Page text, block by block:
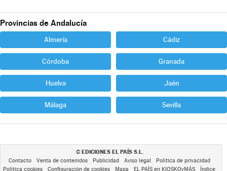
Provincias de Andalucía
Almería Cádiz
Córdoba Granada
Huelva Jaén
Málaga Sevilla
© EDICIONES EL PAÍS S.L.
Contacto Venta de contenidos Publicidad Aviso legal
Política de privacidad
Política cookies
Configuración de cookies Mapa EL PAÍS en KIOSKOyMÁS Índice